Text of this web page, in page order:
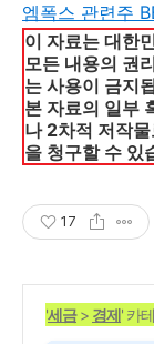
엠폭스 관련주
이 자료는 대한
모든 내용의 권
는 사용이 금지
본 자료의 일부
나 2차적 저작
을 청구할 수 있
17
'세금> 경제' 카